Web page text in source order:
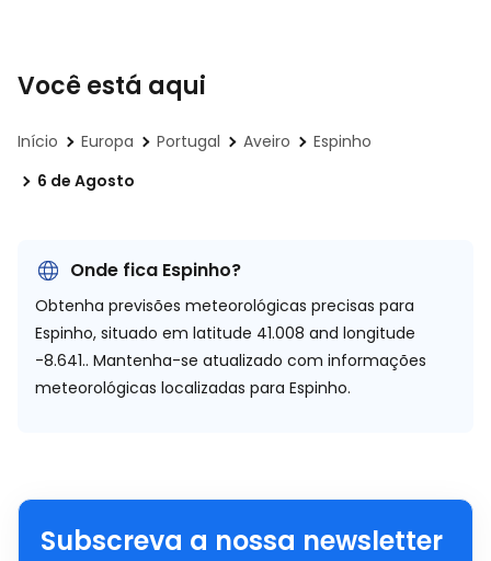
Você está aqui
Início Europa Portugal Aveiro
Espinho
6 de Agosto
Onde fica Espinho?
Obtenha previsões meteorológicas precisas para
Espinho, situado em latitude 41.008 and longitude
-8.641.. Mantenha-se atualizado com informações
meteorológicas localizadas para Espinho.
Subscreva a nossa newsletter